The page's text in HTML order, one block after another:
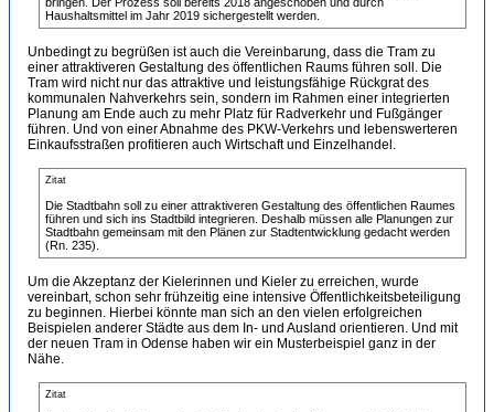
Haushaltsmittel im Jahr 2019 sichergestellt werden.
Unbedingt zu begrüßen ist auch die Vereinbarung, dass die Tram zu
einer attraktiveren Gestaltung des öffentlichen Raums führen soll. Die
Tram wird nicht nur das attraktive und leistungsfähige Rückgrat des
kommunalen Nahverkehrs sein, sondern im Rahmen einer integrierten
Planung am Ende auch zu mehr Platz für Radverkehr und Fußgänger
führen. Und von einer Abnahme des PKW-Verkehrs und lebenswerteren
Einkaufsstraßen profitieren auch Wirtschaft und Einzelhandel.
Zitat
Die Stadtbahn soll zu einer attraktiveren Gestaltung des öffentlichen Raumes
führen und sich ins Stadtbild integrieren. Deshalb müssen alle Planungen zur
Stadtbahn gemeinsam mit den Plänen zur Stadtentwicklung gedacht werden
(Rn. 235).
Um die Akzeptanz der Kielerinnen und Kieler zu erreichen, wurde
vereinbart, schon sehr frühzeitig eine intensive Öffentlichkeitsbeteiligung
zu beginnen. Hierbei könnte man sich an den vielen erfolgreichen
Beispielen anderer Städte aus dem In- und Ausland orientieren. Und mit
der neuen Tram in Odense haben wir ein Musterbeispiel ganz in der
Nähe.
Zitat